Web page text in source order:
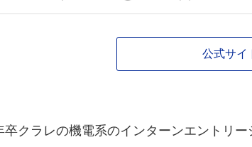
公式サイ
卒クラレの機電系のインターンエントリ